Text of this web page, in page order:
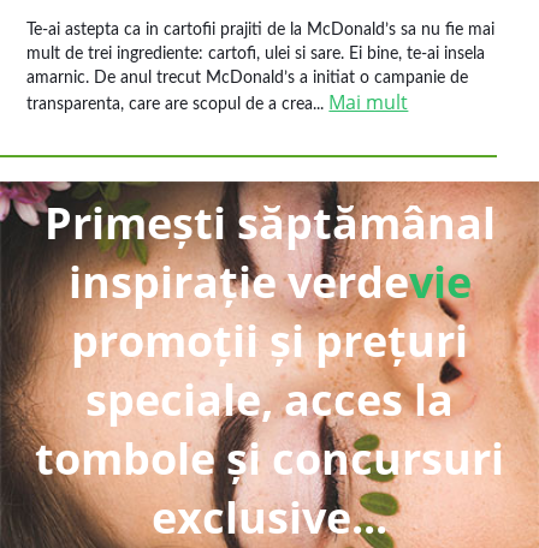
Te-ai astepta ca in cartofii prajiti de la McDonald’s sa nu fie mai
mult de trei ingrediente: cartofi, ulei si sare. Ei bine, te-ai insela
amarnic. De anul trecut McDonald’s a initiat o campanie de
transparenta, care are scopul de a crea... Mai mult
Primești săptămânal
inspirație verdevie
promoții și prețuri
speciale, acces la
tombole și concursuri
exclusive...